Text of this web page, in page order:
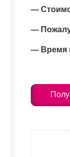
—
—
— Время